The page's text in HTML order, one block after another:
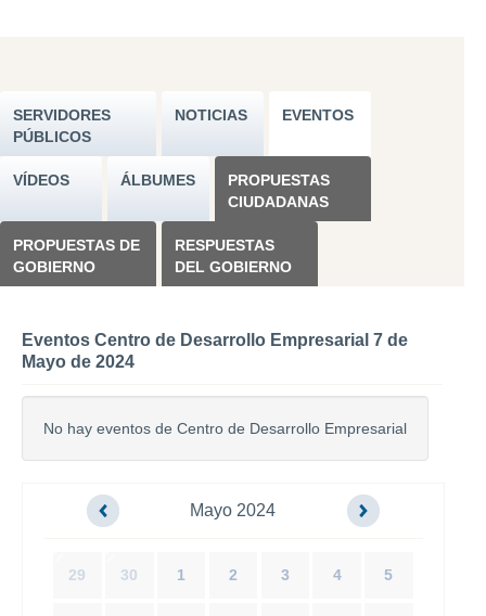
SERVIDORES
PÚBLICOS
NOTICIAS EVENTOS
VÍDEOS ÁLBUMES
PROPUESTAS
CIUDADANAS
PROPUESTAS DE
GOBIERNO
RESPUESTAS
DEL GOBIERNO
Eventos Centro de Desarrollo Empresarial 7 de
Mayo de 2024
No hay eventos de Centro de Desarrollo Empresarial
Mayo 2024
29 30 1 2 3 4 5